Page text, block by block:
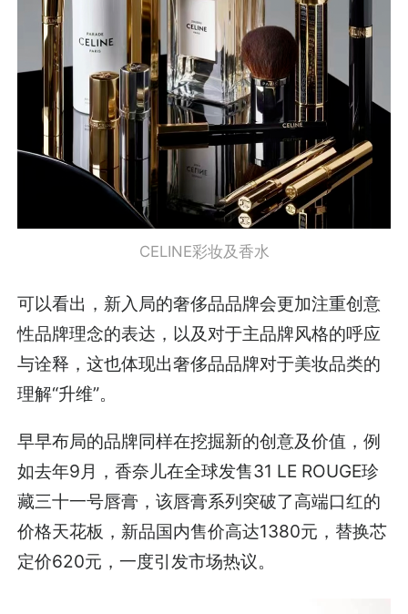
CELINE彩妆及香水
可以看出，新入局的奢侈品品牌会更加注重创意
性品牌理念的表达，以及对于主品牌风格的呼应
与诠释，这也体现出奢侈品品牌对于美妆品类的
理解“升维”。
早早布局的品牌同样在挖掘新的创意及价值，例
如去年9月，香奈儿在全球发售31 LE ROUGE珍
藏三十一号唇膏，该唇膏系列突破了高端口红的
价格天花板，新品国内售价高达1380元，替换芯
定价620元，一度引发市场热议。